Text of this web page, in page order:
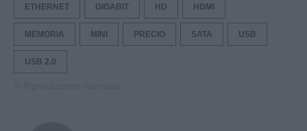
ETHERNET GIGABIT HD HDMI
MEMORIA MINI PRECIO SATA USB
USB 2.0